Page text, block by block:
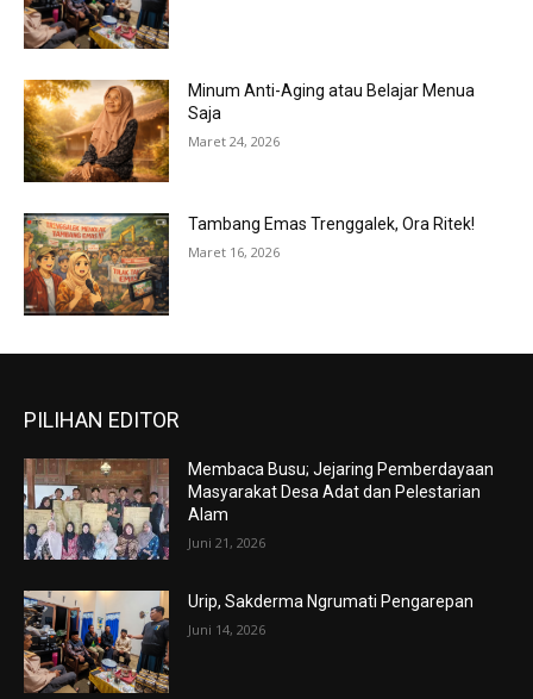
Minum Anti-Aging atau Belajar Menua
Saja
Maret 24, 2026
Tambang Emas Trenggalek, Ora Ritek!
Maret 16, 2026
PILIHAN EDITOR
Membaca Busu; Jejaring Pemberdayaan
Masyarakat Desa Adat dan Pelestarian
Alam
Juni 21, 2026
Urip, Sakderma Ngrumati Pengarepan
Juni 14, 2026